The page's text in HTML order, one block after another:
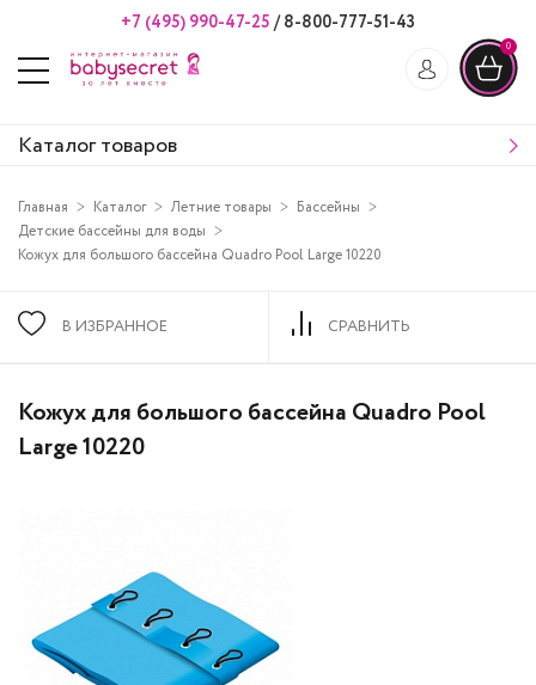
+7 (495) 990-47-25 /8-800-777-51-43
0
Каталог товаров
Главная Каталог Летние товары
Бассейны
Детские бассейны для воды
Кожух для большого бассейна Quadro Pool Large 10220
В ИЗБРАННОЕ СРАВНИТЬ
Кожух для большого бассейна Quadro Pool
Large 10220